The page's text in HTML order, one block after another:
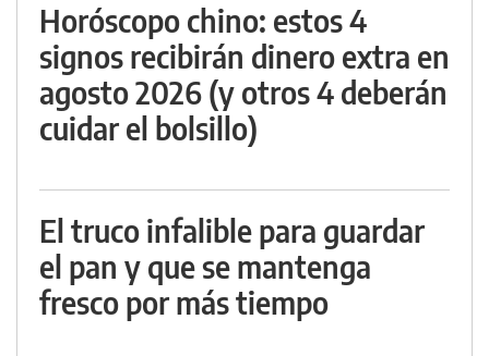
Horóscopo chino: estos 4
signos recibirán dinero extra en
agosto 2026 (y otros 4 deberán
cuidar el bolsillo)
El truco infalible para guardar
el pan y que se mantenga
fresco por más tiempo